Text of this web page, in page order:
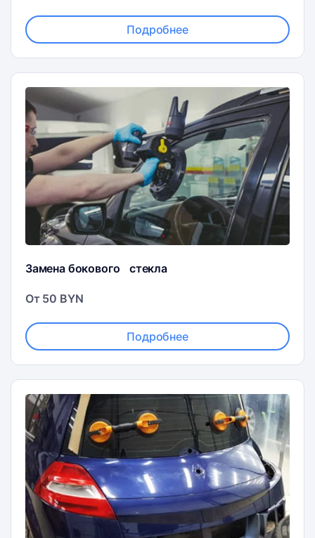
Подробнее
Замена бокового стекла
От 50 BYN
Подробнее